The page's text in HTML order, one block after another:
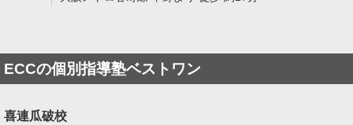
ECCの個別指導塾ベストワン
喜連瓜破校